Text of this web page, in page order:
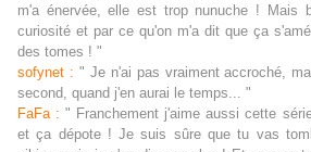
m'a énervée, elle est trop nunuche ! Mais
curiosité et par ce qu'on m'a dit que ça
des tomes ! "
sofynet : " Je n'ai pas vraiment accroché,
second, quand j'en aurai le temps... "
FaFa : " Franchement j'aime aussi cette
et ça dépote ! Je suis sûre que tu vas